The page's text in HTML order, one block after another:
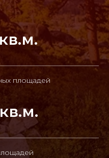
площадей